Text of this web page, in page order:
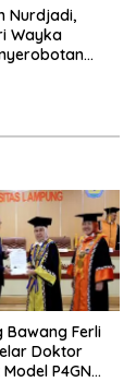
Nurdjadi,
Wayka
Bawang Ferli
Doktor
P4GN